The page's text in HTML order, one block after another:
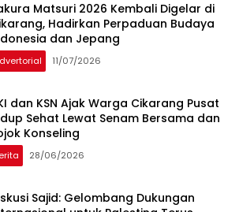
Matsuri 2026 Kembali Digelar di
Hadirkan Perpaduan Budaya
dan Jepang
11/07/2026
dan KSN Ajak Warga Cikarang Pusat
Sehat Lewat Senam Bersama dan
Konseling
28/06/2026
Sajid: Gelombang Dukungan